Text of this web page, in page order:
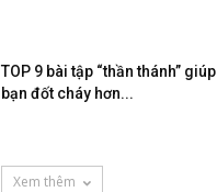
TOP 9 bài tập “thần thánh” giúp
bạn đốt cháy hơn...
Xem thêm